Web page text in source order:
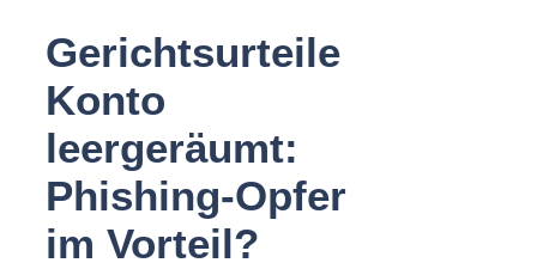
Gerichtsurteile
Konto
leergeräumt:
Phishing-Opfer
im Vorteil?